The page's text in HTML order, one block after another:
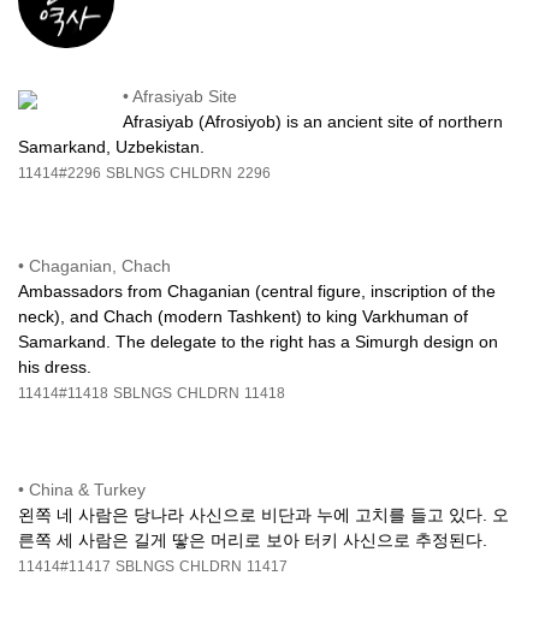
•Afrasiyab Site
Afrasiyab (Afrosiyob) is an ancient site of northern
Samarkand, Uzbekistan.
11414#2296 SBLNGS CHLDRN 2296
• Chaganian, Chach
Ambassadors from Chaganian (central figure, inscription of the
neck), and Chach (modern Tashkent) to king Varkhuman of
Samarkand. The delegate to the right has a Simurgh design on
his dress.
11414#11418 SBLNGS CHLDRN 11418
• China & Turkey
왼쪽 네 사람은 당나라 사신으로 비단과 누에 고치를 들고 있다. 오
른쪽 세 사람은 길게 땋은 머리로 보아 터키 사신으로 추정된다.
11414#11417 SBLNGS CHLDRN 11417